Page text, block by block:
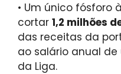
• Um único fósforo
cortar 1,2 milhões
das receitas da
ao salário anual
da Liga.